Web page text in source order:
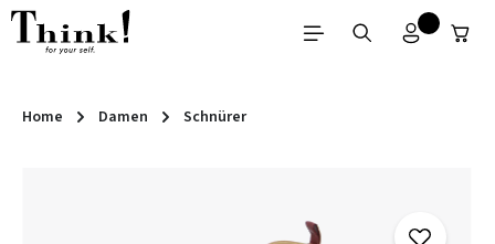
Zum Hauptinhalt springen
Home Damen Schnürer